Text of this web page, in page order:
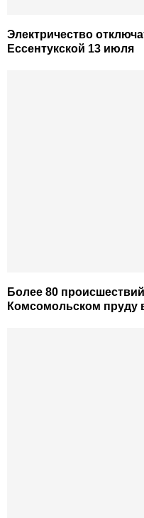
Электричество
Ессентукской 13 июля
Более 80
Комсомольском пруду